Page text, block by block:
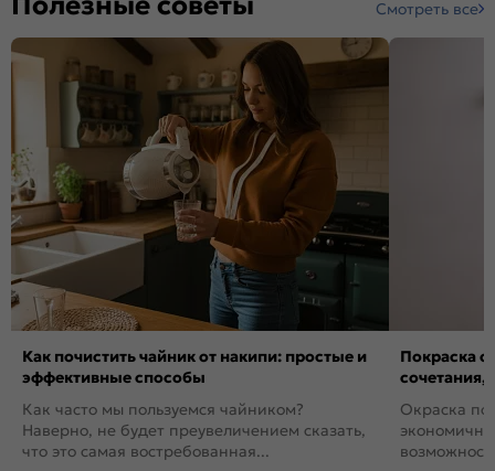
Смотреть все
Как почистить чайник от накипи: простые и
эффективные способы
Как часто мы пользуемся чайником?
Наверно, не будет преувеличением сказать,
что это самая востребованная...
Покраска
сочетания,
Окраска